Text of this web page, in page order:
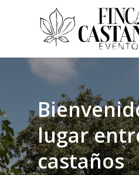
lugar
castaños